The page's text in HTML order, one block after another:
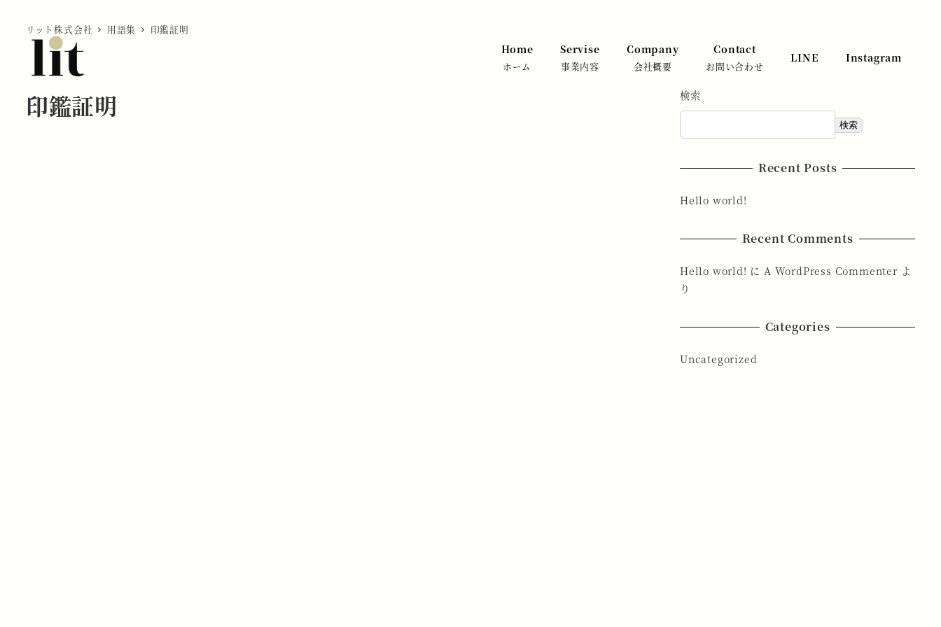
Home
ホーム
Servise
事業内容
Company
会社概要
Contact
お問い合わせ
LINE Instagram
リット株式会社 用語集 印鑑証明
印鑑証明 検索
検索
Recent Posts
Hello world!
Recent Comments
Hello world! に A WordPress Commenterよ
り
Categories
Uncategorized